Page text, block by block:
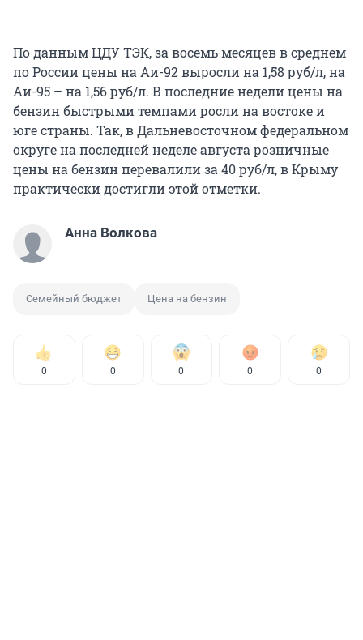
По данным ЦДУ ТЭК, за восемь месяцев в среднем
по России цены на Аи-92 выросли на 1,58 руб/л, на
Аи-95 – на 1,56 руб/л. В последние недели цены на
бензин быстрыми темпами росли на востоке и
юге страны. Так, в Дальневосточном федеральном
округе на последней неделе августа розничные
цены на бензин перевалили за 40 руб/л, в Крыму
практически достигли этой отметки.
Анна Волкова
Семейный бюджет Цена на бензин
0 0 0 0 0